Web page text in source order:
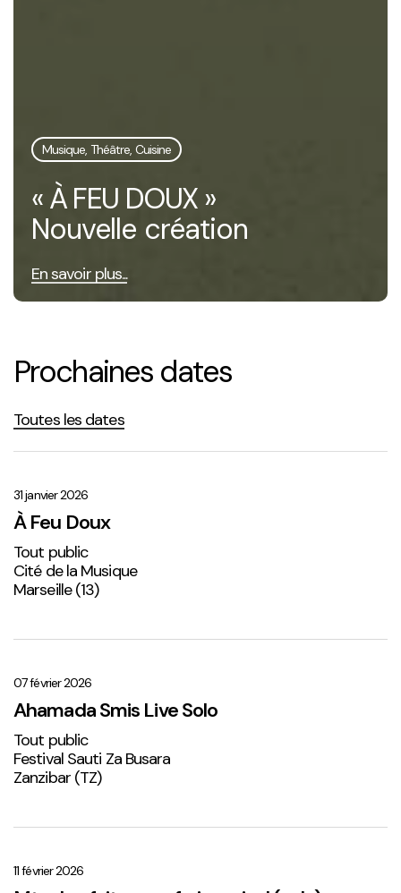
Musique, Théâtre, Cuisine
« À FEU DOUX »
Nouvelle création
En savoir plus...
Prochaines dates
Toutes les dates
Doux
31 janvier 2026
À Feu Doux
Tout public
Cité de la Musique
Marseille (13)
Live
Solo
1
07 février 2026
Ahamada Smis Live Solo
Tout public
Festival Sauti Za Busara
Zanzibar (TZ)
son
11 février 2026